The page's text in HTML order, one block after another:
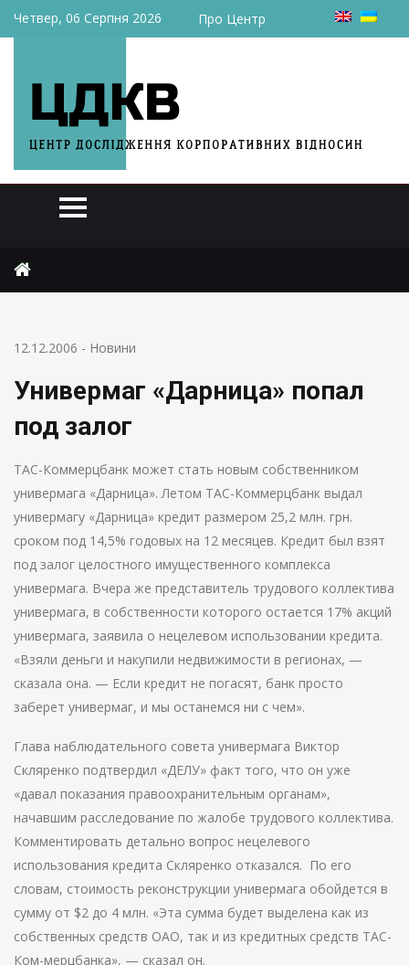
Четвер, 06 Серпня 2026 Про Центр
Универмаг «Дарница» попал под залог
12.12.2006 - Новини
Универмаг «Дарница» попал
под залог
ТАС-Коммерцбанк может стать новым собственником
универмага «Дарница». Летом ТАС-Коммерцбанк выдал
универмагу «Дарница» кредит размером 25,2 млн. грн.
сроком под 14,5% годовых на 12 месяцев. Кредит был взят
под залог целостного имущественного комплекса
универмага. Вчера же представитель трудового коллектива
универмага, в собственности которого остается 17% акций
универмага, заявила о нецелевом использовании кредита.
«Взяли деньги и накупили недвижимости в регионах, —
сказала она. — Если кредит не погасят, банк просто
заберет универмаг, и мы останемся ни с чем».
Глава наблюдательного совета универмага Виктор
Скляренко подтвердил «ДЕЛУ» факт того, что он уже
«давал показания правоохранительным органам»,
начавшим расследование по жалобе трудового коллектива.
Комментировать детально вопрос нецелевого
использования кредита Скляренко отказался. По его
словам, стоимость реконструкции универмага обойдется в
сумму от $2 до 4 млн. «Эта сумма будет выделена как из
собственных средств ОАО, так и из кредитных средств ТАС-
Ком-мерцбанка», — сказал он.